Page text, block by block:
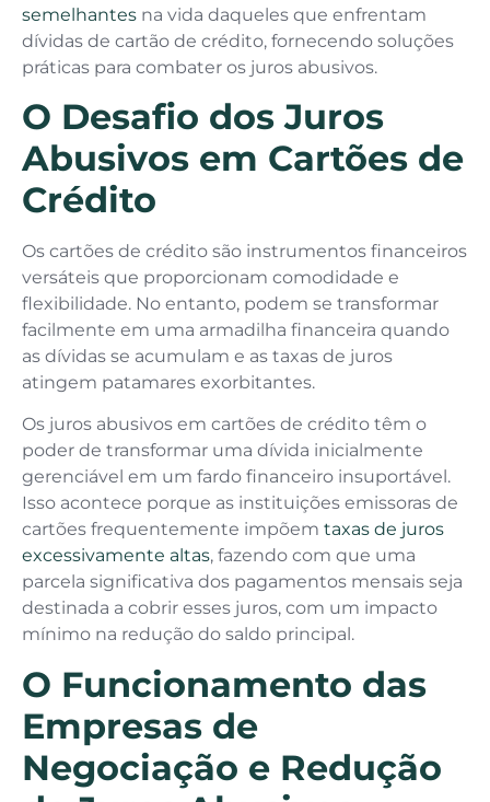
semelhantes na vida daqueles que enfrentam
dívidas de cartão de crédito, fornecendo soluções
práticas para combater os juros abusivos.
O Desafio dos Juros
Abusivos em Cartões de
Crédito
Os cartões de crédito são instrumentos financeiros
versáteis que proporcionam comodidade e
flexibilidade. No entanto, podem se transformar
facilmente em uma armadilha financeira quando
as dívidas se acumulam e as taxas de juros
atingem patamares exorbitantes.
Os juros abusivos em cartões de crédito têm o
poder de transformar uma dívida inicialmente
gerenciável em um fardo financeiro insuportável.
Isso acontece porque as instituições emissoras de
cartões frequentemente impõem taxas de juros
excessivamente altas, fazendo com que uma
parcela significativa dos pagamentos mensais seja
destinada a cobrir esses juros, com um impacto
mínimo na redução do saldo principal.
O Funcionamento das
Empresas de
Negociação e Redução